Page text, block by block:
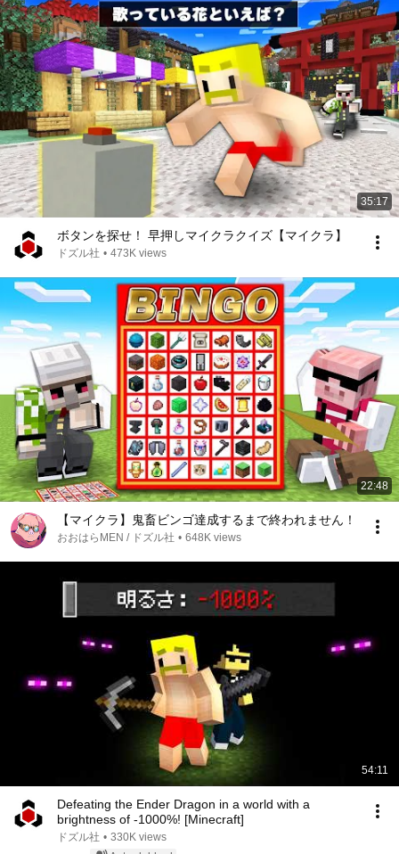
35:17
ボタンを探せ！ 早押しマイクラクイズ【マイクラ】
ドズル社 • 473K views
22:48
【マイクラ】鬼畜ビンゴ達成するまで終われません！
おおはらMEN / ドズル社 • 648K views
54:11
Defeating the Ender Dragon in a world with a
brightness of -1000%! [Minecraft]
ドズル社 • 330K views